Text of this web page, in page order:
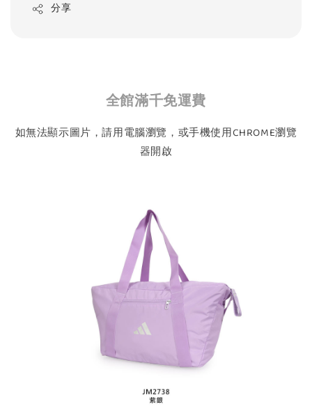
分享
全館滿千免運費
如無法顯示圖片，請用電腦瀏覽，或手機使用CHROME瀏覽
器開啟